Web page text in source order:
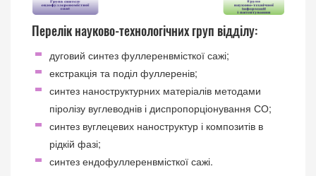
Перелік науково-технологічних груп відділу:
дуговий синтез фуллеренвмісткої сажі;
екстракція та поділ фуллеренів;
синтез наноструктурних матеріалів методами
піролізу вуглеводнів і диспропорціонування СО;
синтез вуглецевих наноструктур і композитів в
рідкій фазі;
синтез ендофуллеренвмісткої сажі.